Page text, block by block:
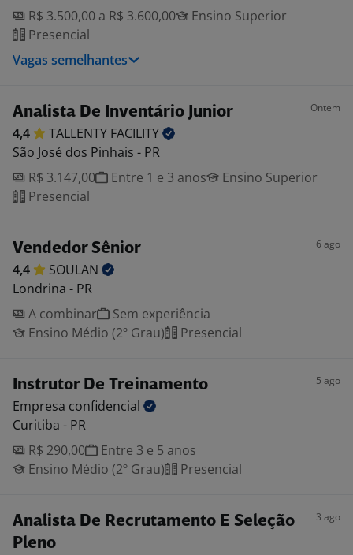
R$ 3.500,00 a R$ 3.600,00
Ensino Superior
Presencial
Vagas semelhantes
Analista De Inventário Junior Ontem
4,4 TALLENTY FACILITY
São José dos Pinhais - PR
R$ 3.147,00
Entre 1 e 3 anos
Ensino Superior
Presencial
Vendedor Sênior 6 ago
4,4
SOULAN
Londrina - PR
A combinar
Sem experiência
Ensino Médio (2º Grau)
Presencial
Instrutor De Treinamento 5 ago
Empresa confidencial
Curitiba - PR
R$ 290,00
Entre 3 e 5 anos
Ensino Médio (2º Grau)
Presencial
Analista De Recrutamento E Seleção
Pleno
3 ago